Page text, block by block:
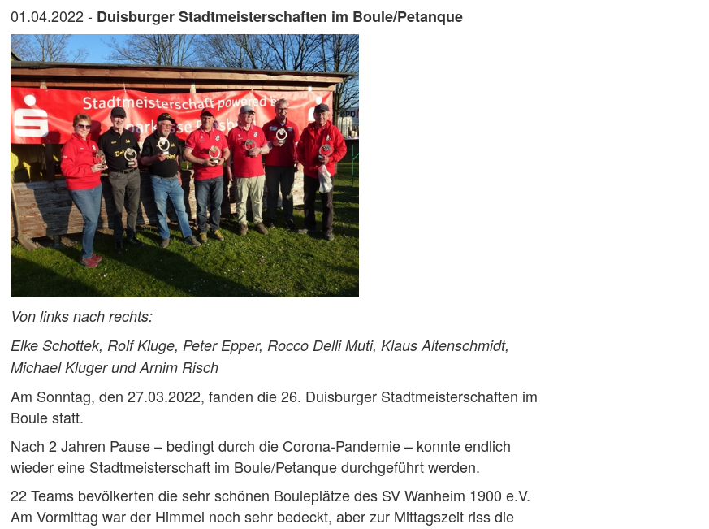
01.04.2022 - Duisburger Stadtmeisterschaften im Boule/Petanque
Von links nach rechts:
Elke Schottek, Rolf Kluge, Peter Epper, Rocco Delli Muti, Klaus Altenschmidt,
Michael Kluger und Arnim Risch
Am Sonntag, den 27.03.2022, fanden die 26. Duisburger Stadtmeisterschaften im
Boule statt.
Nach 2 Jahren Pause – bedingt durch die Corona-Pandemie – konnte endlich
wieder eine Stadtmeisterschaft im Boule/Petanque durchgeführt werden.
22 Teams bevölkerten die sehr schönen Bouleplätze des SV Wanheim 1900 e.V.
Am Vormittag war der Himmel noch sehr bedeckt, aber zur Mittagszeit riss die